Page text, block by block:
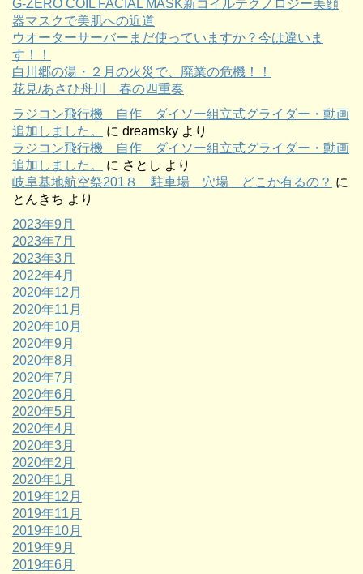
G-ZERO COIL FACIAL MASK新コイルテクノロジー美顔
器マスクで美肌への近道
ウオーターサーバーまだ使っていますか？今は違いま
す！！
白川郷の湯・２月の火災で、廃業の危機！！
花見/あさひ舟川 春の四重奏
ラジコン飛行機 自作 ダイソー組立式グライダー・動画
追加しました。
に dreamsky より
ラジコン飛行機 自作 ダイソー組立式グライダー・動画
追加しました。
に さとし より
岐阜基地航空祭201８ 駐車場 穴場 どこか有るの？ に
とんきち より
2023年9月
2023年7月
2023年3月
2022年4月
2020年12月
2020年11月
2020年10月
2020年9月
2020年8月
2020年7月
2020年6月
2020年5月
2020年4月
2020年3月
2020年2月
2020年1月
2019年12月
2019年11月
2019年10月
2019年9月
2019年6月